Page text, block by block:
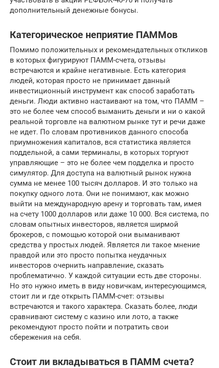
дополнительный денежные бонусы.
Категорическое неприятие ПАММов
Помимо положительных и рекомендательных откликов
в которых фигурируют ПАММ-счета, отзывы
встречаются и крайне негативные. Есть категория
людей, которая просто не принимает данный
инвестиционный инструмент как способ заработать
деньги. Люди активно настаивают на том, что ПАММ –
это не более чем способ выманить деньги и ни о какой
реальной торговле на валютном рынке тут и речи даже
не идет. По словам противников данного способа
приумножения капиталов, вся статистика является
поддельной, а сами терминалы, в которых торгуют
управляющие – это не более чем подделка и просто
симулятор. Для доступа на валютный рынок нужна
сумма не менее 100 тысяч долларов. И это только на
покупку одного лота. Они не понимают, как можно
выйти на международную арену и торговать там, имея
на счету 1000 долларов или даже 10 000. Вся система, по
словам опытных инвесторов, является ширмой
брокеров, с помощью которой они выманивают
средства у простых людей. Является ли такое мнение
правдой или это просто попытка неудачных
инвесторов очернить направление, сказать
проблематично. У каждой ситуации есть две стороны.
Но это нужно иметь в виду новичкам, интересующимся,
стоит ли и где открыть ПАММ-счет: отзывы
встречаются и такого характера. Сказать более, люди
сравнивают систему с казино или лото, а также
рекомендуют просто пойти и потратить свои
сбережения на себя.
Стоит ли вкладываться в ПАММ счета?